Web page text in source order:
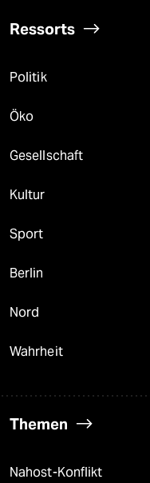
Ressorts
Politik
Öko
Gesellschaft
Kultur
Sport
Berlin
Nord
Wahrheit
Themen
Nahost-Konflikt